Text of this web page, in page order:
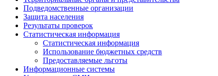
Подведомственные организации
Защита населения
Результаты проверок
Статистическая информация
Статистическая информация
Использование бюджетных средств
Предоставляемые льготы
Информационные системы